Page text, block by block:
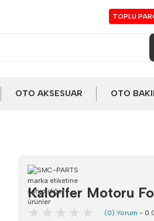
TOPLU
OTO AKSESUAR OTO
Kalorifer Motoru
(0) Yorum -